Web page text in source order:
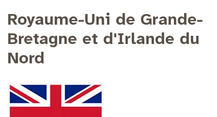
a
a
Royaume-Uni de Grande-
Bretagne et d'Irlande du
Nord